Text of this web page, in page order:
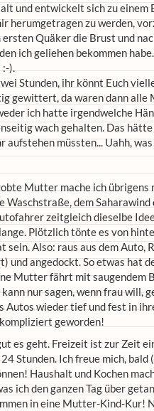
und entwickelt sich zu
herumgetragen zu werden,
Quäker die Brust und
ich geliehen bekommen
).
Stunden, ihr könnt Euch
gewittert, da waren dann alle
ich hatte irgendwelche
wach gehalten. Das
aufstehen müssten... Uahh,
Mutter mache ich übrigens
Waschstraße, dem Saharawind
zeitgleich dieselbe
Plötzlich tönte es von
sein. Also: raus aus dem Auto,
und angedockt. So etwas hat
Mutter fährt mit saugendem
nur sagen, wenn frau will,
Autos wieder tief und fest in
geworden!
es geht. Freizeit ist zur Zeit
Stunden. Ich freue mich,
Haushalt und Kochen
ich den ganzen Tag über
in eine Mutter-Kind-Kur!